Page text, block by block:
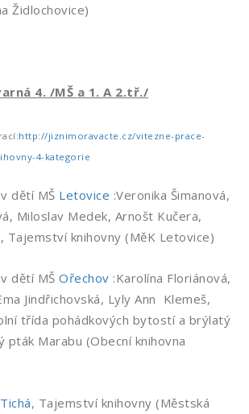
Židlochovice)
4. /MŠ a 1. A 2.tř./
http://jiznimoravacte.cz/vitezne-prace-
4-kategorie
dětí MŠ Letovice :Veronika Šimanová,
Miloslav Medek, Arnošt Kučera,
Tajemství knihovny (MěK Letovice)
dětí MŠ Ořechov :Karolína Floriánová,
Jindřichovská, Lyly Ann Klemeš,
třída pohádkových bytostí a brýlatý
pták Marabu (Obecní knihovna
, Tajemství knihovny (Městská